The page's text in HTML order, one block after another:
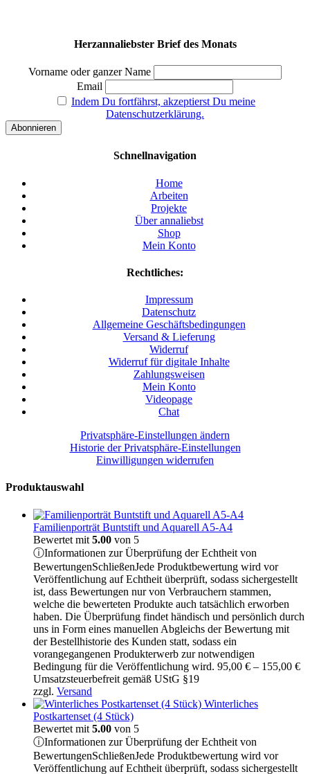
Herzannaliebster Brief des Monats
Vorname oder ganzer Name
Email
Indem Du fortfährst, akzeptierst Du meine
Datenschutzerklärung.
Schnellnavigation
Home
Arbeiten
Projekte
Über annaliebst
Shop
Mein Konto
Rechtliches:
Impressum
Datenschutz
Allgemeine Geschäftsbedingungen
Versand & Lieferung
Widerruf
Widerruf für digitale Inhalte
Zahlungsweisen
Mein Konto
Videopage
Chat
Privatsphäre-Einstellungen ändern
Historie der Privatsphäre-Einstellungen
Einwilligungen widerrufen
Produktauswahl
Familienporträt Buntstift und Aquarell A5-A4
Bewertet mit 5.00 von 5
ⓘInformationen zur Überprüfung der Echtheit von
BewertungenSchließenJede Produktbewertung wird vor
Veröffentlichung auf Echtheit überprüft, sodass sichergestellt
ist, dass Bewertungen nur von Verbrauchern stammen,
welche die bewerteten Produkte auch tatsächlich erworben
haben. Die Überprüfung findet händisch und persönlich durch
uns in Form eines manuellen Abgleichs der Bewertung mit
der Bestellhistorie des Kunden statt, sodass ein
vorangegangenen Produkterwerb zur notwendigen
Bedingung für die Veröffentlichung wird. 95,00 € – 155,00 €
Umsatzsteuerbefreit gemäß UStG §19
zzgl. Versand
Winterliches
Postkartenset (4 Stück)
Bewertet mit 5.00 von 5
ⓘInformationen zur Überprüfung der Echtheit von
BewertungenSchließenJede Produktbewertung wird vor
Veröffentlichung auf Echtheit überprüft, sodass sichergestellt